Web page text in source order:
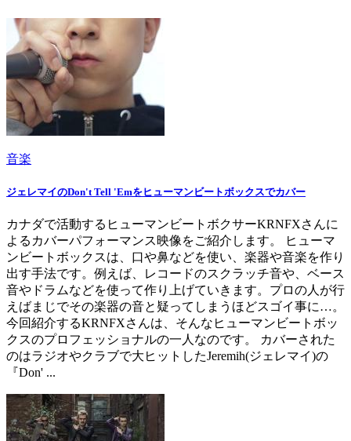
音楽
ジェレマイのDon't Tell 'Emをヒューマンビートボックスでカバー
カナダで活動するヒューマンビートボクサーKRNFXさんに
よるカバーパフォーマンス映像をご紹介します。 ヒューマ
ンビートボックスは、口や鼻などを使い、楽器や音楽を作り
出す手法です。例えば、レコードのスクラッチ音や、ベース
音やドラムなどを使って作り上げていきます。プロの人が行
えばまじでその楽器の音と疑ってしまうほどスゴイ事に…。
今回紹介するKRNFXさんは、そんなヒューマンビートボッ
クスのプロフェッショナルの一人なのです。 カバーされた
のはラジオやクラブで大ヒットしたJeremih(ジェレマイ)の
『Don' ...